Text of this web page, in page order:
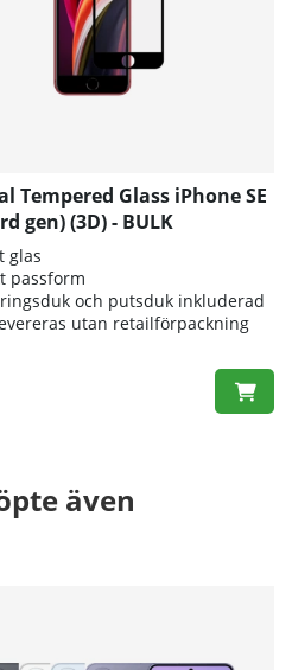
Tempered Glass iPhone SE
gen) (3D) - BULK
glas
passform
och putsduk inkluderad
utan retailförpackning
även